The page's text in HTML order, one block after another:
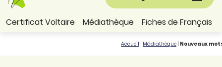
Certificat Voltaire Médiathèque Fiches de Français
Accueil Médiathèque Nouveaux